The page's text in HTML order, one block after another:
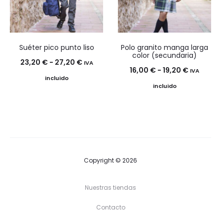
Suéter pico punto liso
23,20 € - 27,20 €Rango
IVA
incluido
Polo granito manga larga
color (secundaria)
16,00 € - 19,20 €Rango
IVA
incluido
Copyright © 2026
Nuestras tiendas
Contacto